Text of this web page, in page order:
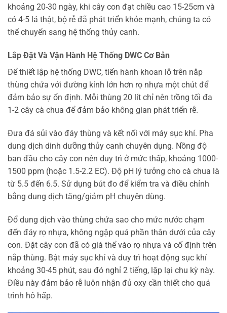
khoảng 20-30 ngày, khi cây con đạt chiều cao 15-25cm và
có 4-5 lá thật, bộ rễ đã phát triển khỏe mạnh, chúng ta có
thể chuyển sang hệ thống thủy canh.
Lắp Đặt Và Vận Hành Hệ Thống DWC Cơ Bản
Để thiết lập hệ thống DWC, tiến hành khoan lỗ trên nắp
thùng chứa với đường kính lớn hơn rọ nhựa một chút để
đảm bảo sự ổn định. Mỗi thùng 20 lít chỉ nên trồng tối đa
1-2 cây cà chua để đảm bảo không gian phát triển rễ.
Đưa đá sủi vào đáy thùng và kết nối với máy sục khí. Pha
dung dịch dinh dưỡng thủy canh chuyên dụng. Nồng độ
ban đầu cho cây con nên duy trì ở mức thấp, khoảng 1000-
1500 ppm (hoặc 1.5-2.2 EC). Độ pH lý tưởng cho cà chua là
từ 5.5 đến 6.5. Sử dụng bút đo để kiểm tra và điều chỉnh
bằng dung dịch tăng/giảm pH chuyên dùng.
Đổ dung dịch vào thùng chứa sao cho mức nước chạm
đến đáy rọ nhựa, không ngập quá phần thân dưới của cây
con. Đặt cây con đã có giá thể vào rọ nhựa và cố định trên
nắp thùng. Bật máy sục khí và duy trì hoạt động sục khí
khoảng 30-45 phút, sau đó nghỉ 2 tiếng, lặp lại chu kỳ này.
Điều này đảm bảo rễ luôn nhận đủ oxy cần thiết cho quá
trình hô hấp.